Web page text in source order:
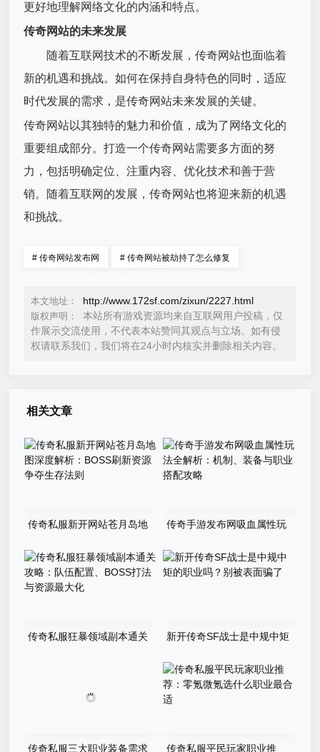
更好地理解网络文化的内涵和特点。
传奇网站的未来发展
随着互联网技术的不断发展，传奇网站也面临着
新的机遇和挑战。如何在保持自身特色的同时，适应
时代发展的需求，是传奇网站未来发展的关键。
传奇网站以其独特的魅力和价值，成为了网络文化的
重要组成部分。打造一个传奇网站需要多方面的努
力，包括明确定位、注重内容、优化技术和善于营
销。随着互联网的发展，传奇网站也将迎来新的机遇
和挑战。
# 传奇网站发布网 # 传奇网站被劫持了怎么修复
本文地址： http://www.172sf.com/zixun/2227.html
版权声明：
本站所有游戏资源均来自互联网用户投稿，仅
作展示交流使用，不代表本站赞同其观点与立场。如有侵
权请联系我们，我们将在24小时内核实并删除相关内容。
相关文章
传奇私服新开网站苍月岛地
争夺生存法则
传奇手游发布网吸血属性玩
搭配攻略
传奇私服狂暴领域副本通关
新开传奇SF战士是中规中矩
传奇私服三大职业装备需求 传奇私服平民玩家职业推